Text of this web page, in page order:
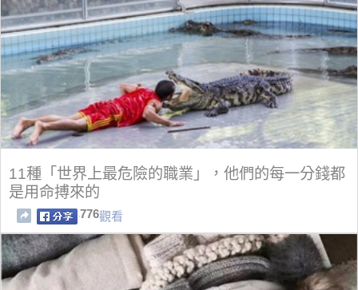
11種「世界上最危險的職業」，他們的每一分錢都
是用命搏來的
776觀看